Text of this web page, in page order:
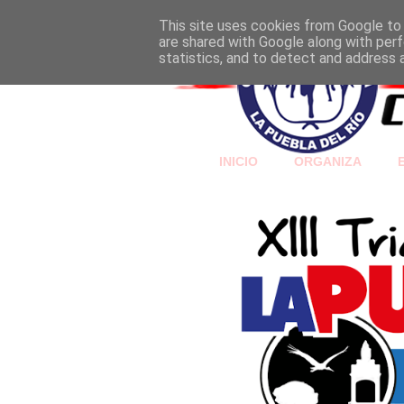
INICIO ORGANIZA
This site uses cookies from Google
are shared with Google along with
statistics, and to detect and address